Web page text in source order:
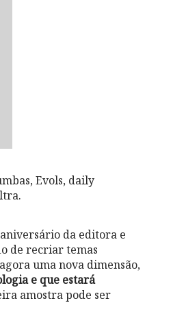
Evols, daily
da editora e
de recriar temas
uma nova dimensão,
e que estará
amostra pode ser